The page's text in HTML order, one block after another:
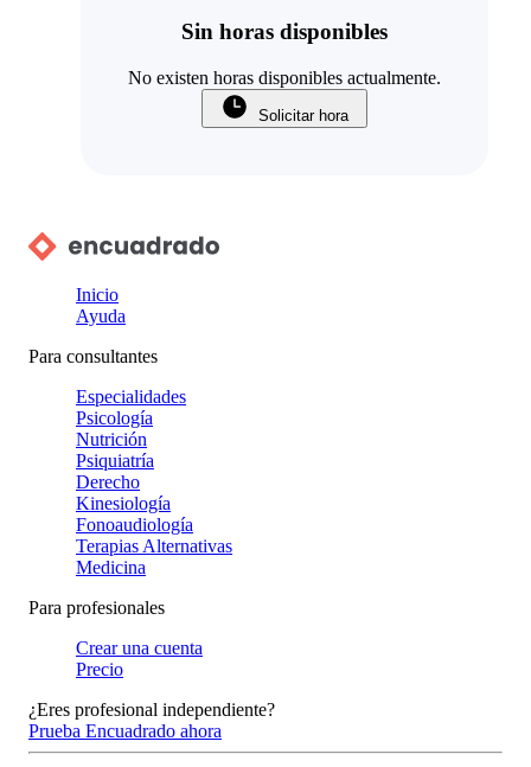
Sin horas disponibles
No existen horas disponibles actualmente.
Solicitar hora
Inicio
Ayuda
Para consultantes
Especialidades
Psicología
Nutrición
Psiquiatría
Derecho
Kinesiología
Fonoaudiología
Terapias Alternativas
Medicina
Para profesionales
Crear una cuenta
Precio
¿Eres profesional independiente?
Prueba Encuadrado ahora